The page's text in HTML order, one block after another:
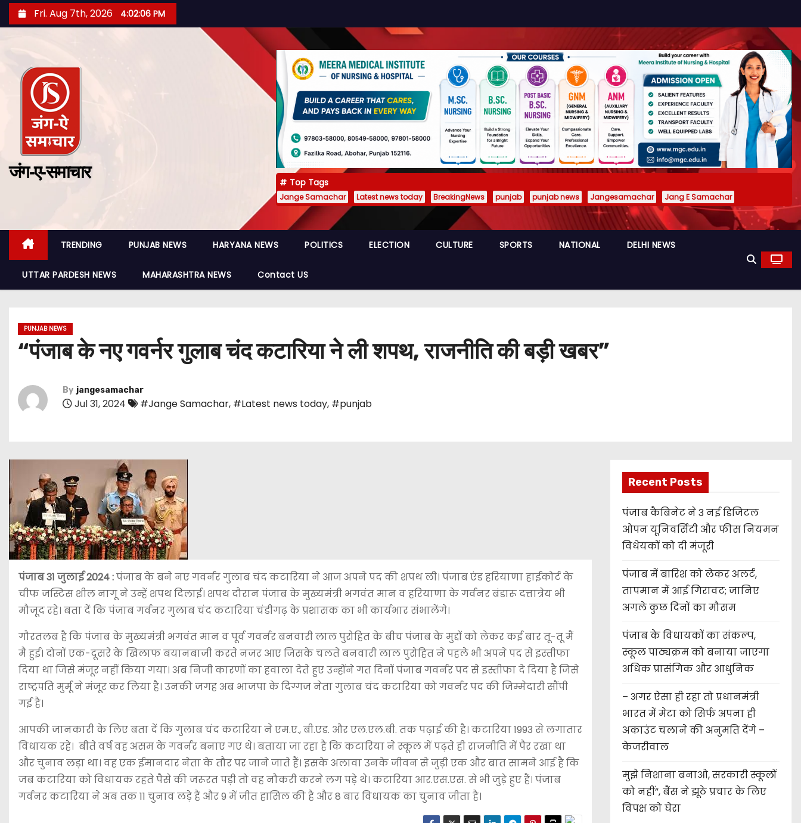
Fri. Aug 7th, 2026 4:02:07 PM
जंग-ए-समाचार
Top Tags
Jange Samachar Latest news today BreakingNews punjab punjab news Jangesamachar Jang E Samachar
TRENDING PUNJAB NEWS HARYANA NEWS POLITICS ELECTION CULTURE SPORTS NATIONAL DELHI NEWS
UTTAR PARDESH NEWS MAHARASHTRA NEWS Contact US
PUNJAB NEWS
“पंजाब के नए गवर्नर गुलाब चंद कटारिया ने ली शपथ, राजनीति की बड़ी खबर”
By jangesamachar
Jul 31, 2024 #Jange Samachar, #Latest news today, #punjab
पंजाब 31 जुलाई 2024 :पंजाब के बने नए गवर्नर गुलाब चंद कटारिया ने आज अपने पद की शपथ ली। पंजाब एंड हरियाणा हाईकोर्ट के
चीफ जस्टिस शील नागू ने उन्हें शपथ दिलाई। शपथ दौरान पंजाब के मुख्यमंत्री भगवंत मान व हरियाणा के गर्वनर बंडारू दत्तात्रेय भी
मौजूद रहे। बता दें कि पंजाब गर्वनर गुलाब चंद कटारिया चंडीगढ़ के प्रशासक का भी कार्यभार संभालेंगे।
गौरतलब है कि पंजाब के मुख्यमंत्री भगवंत मान व पूर्व गवर्नर बनवारी लाल पुरोहित के बीच पंजाब के मुद्दों को लेकर कई बार तू-तू मैं
मैं हुई। दोनों एक-दूसरे के खिलाफ बयानबाजी करते नजर आए जिसके चलते बनवारी लाल पुरोहित ने पहले भी अपने पद से इस्तीफा
दिया था जिसे मंजूर नहीं किया गया। अब निजी कारणों का हवाला देते हुए उन्होंने गत दिनों पंजाब गवर्नर पद से इस्तीफा दे दिया है जिसे
राष्ट्रपति मुर्मू ने मंजूर कर लिया है। उनकी जगह अब भाजपा के दिग्गज नेता गुलाब चंद कटारिया को गवर्नर पद की जिम्मेदारी सौंपी
गई है।
आपकी जानकारी के लिए बता दें कि गुलाब चंद कटारिया ने एम.ए., बी.एड. और एल.एल.बी. तक पढ़ाई की है। कटारिया 1993 से लगातार
विधायक रहे। बीते वर्ष वह असम के गवर्नर बनाए गए थे। बताया जा रहा है कि कटारिया ने स्कूल में पढ़ते ही राजनीति में पैर रखा था
और चुनाव लड़ा था। वह एक ईमानदार नेता के तौर पर जाने जाते हैं। इसके अलावा उनके जीवन से जुड़ी एक और बात सामने आई है कि
जब कटारिया को विधायक रहते पैसे की जरूरत पड़ी तो वह नौकरी करने लग पड़े थे। कटारिया आर.एस.एस. से भी जुड़े हुए हैं। पंजाब
गर्वनर कटारिया ने अब तक 11 चुनाव लड़े हैं और 9 में जीत हासिल की है और 8 बार विधायक का चुनाव जीता है।
Recent Posts
पंजाब कैबिनेट ने 3 नई डिजिटल
ओपन यूनिवर्सिटी और फीस नियमन
विधेयकों को दी मंजूरी
पंजाब में बारिश को लेकर अलर्ट,
तापमान में आई गिरावट; जानिए
अगले कुछ दिनों का मौसम
पंजाब के विधायकों का संकल्प,
स्कूल पाठ्यक्रम को बनाया जाएगा
अधिक प्रासंगिक और आधुनिक
– अगर ऐसा ही रहा तो प्रधानमंत्री
भारत में मेटा को सिर्फ अपना ही
अकाउंट चलाने की अनुमति देंगे –
केजरीवाल
मुझे निशाना बनाओ, सरकारी स्कूलों
को नहीं”, बैंस ने झूठे प्रचार के लिए
विपक्ष को घेरा